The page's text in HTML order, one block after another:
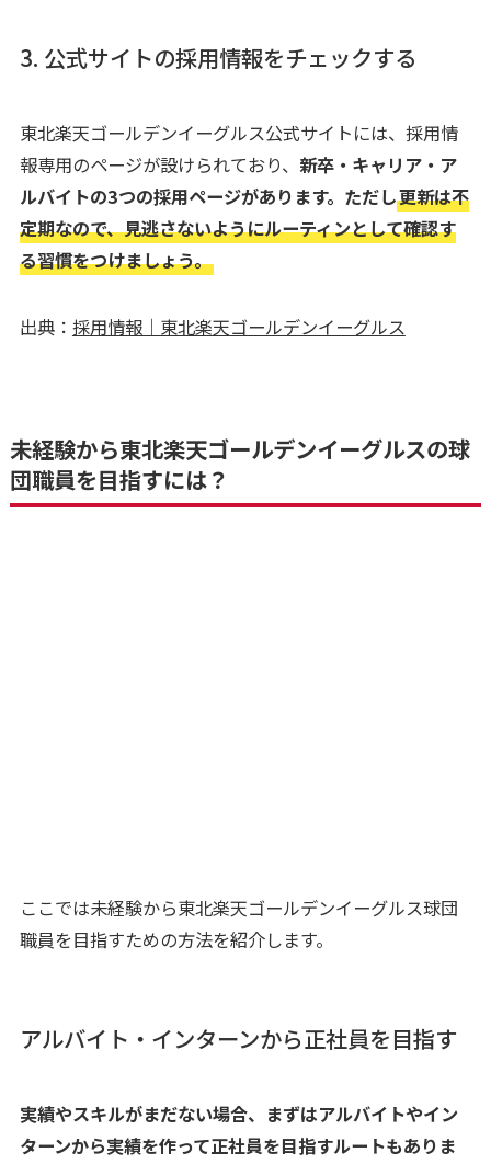
3. 公式サイトの採用情報をチェックする
東北楽天ゴールデンイーグルス公式サイトには、採用情
報専用のページが設けられており、 新卒・キャリア・ア
ルバイトの3つの採用ページがあります。ただし更新は不
定期なので、見逃さないようにルーティンとして確認す
る習慣をつけましょう。
出典： 採用情報｜東北楽天ゴールデンイーグルス
未経験から東北楽天ゴールデンイーグルスの球
団職員を目指すには？
ここでは未経験から東北楽天ゴールデンイーグルス球団
職員を目指すための方法を紹介します。
アルバイト・インターンから正社員を目指す
実績やスキルがまだない場合、まずはアルバイトやイン
ターンから実績を作って正社員を目指すルートもありま